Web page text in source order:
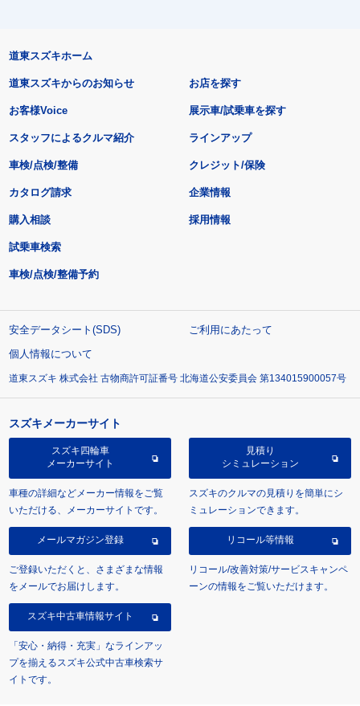
道東スズキホーム
道東スズキからのお知らせ
お客様Voice
スタッフによるクルマ紹介
お店を探す
展示車/試乗車を探す
ラインアップ
車検/点検/整備 クレジット/保険
カタログ請求
購入相談
試乗車検索
車検/点検/整備予約
企業情報
採用情報
安全データシート(SDS)
ご利用にあたって
個人情報について
道東スズキ 株式会社 古物商許可証番号 北海道公安委員会 第134015900057号
スズキメーカーサイト
スズキ四輪車
メーカーサイト
車種の詳細などメーカー情報をご覧
いただける、メーカーサイトです。
見積り
シミュレーション
スズキのクルマの見積りを簡単にシ
ミュレーションできます。
メールマガジン登録
ご登録いただくと、さまざまな情報
をメールでお届けします。
リコール等情報
リコール/改善対策/サービスキャンペ
ーンの情報をご覧いただけます。
スズキ中古車情報サイト
「安心・納得・充実」なラインアッ
プを揃えるスズキ公式中古車検索サ
イトです。